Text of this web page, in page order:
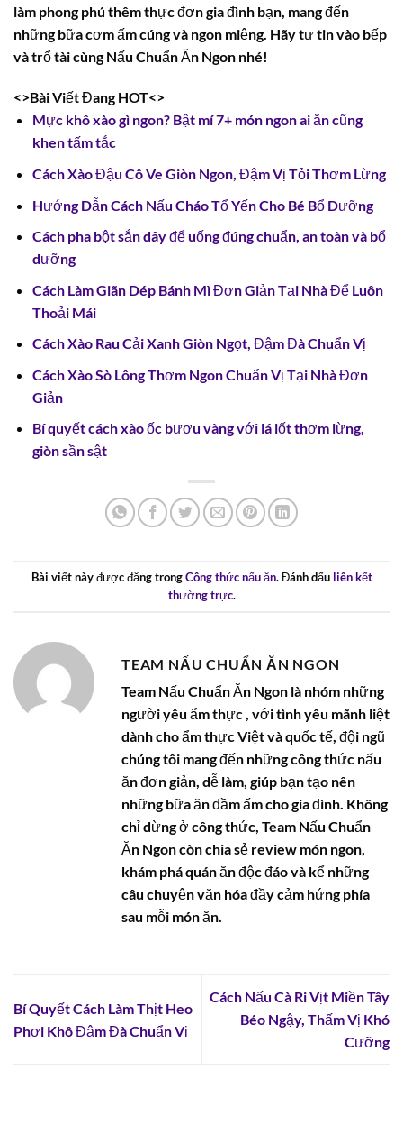
làm phong phú thêm thực đơn gia đình bạn, mang đến
những bữa cơm ấm cúng và ngon miệng. Hãy tự tin vào bếp
và trổ tài cùng Nấu Chuẩn Ăn Ngon nhé!
<>Bài Viết Đang HOT<>
Mực khô xào gì ngon? Bật mí 7+ món ngon ai ăn cũng
khen tấm tắc
Cách Xào Đậu Cô Ve Giòn Ngon, Đậm Vị Tỏi Thơm Lừng
Hướng Dẫn Cách Nấu Cháo Tổ Yến Cho Bé Bổ Dưỡng
Cách pha bột sắn dây để uống đúng chuẩn, an toàn và bổ
dưỡng
Cách Làm Giãn Dép Bánh Mì Đơn Giản Tại Nhà Để Luôn
Thoải Mái
Cách Xào Rau Cải Xanh Giòn Ngọt, Đậm Đà Chuẩn Vị
Cách Xào Sò Lông Thơm Ngon Chuẩn Vị Tại Nhà Đơn
Giản
Bí quyết cách xào ốc bươu vàng với lá lốt thơm lừng,
giòn sần sật
Bài viết này được đăng trongCông thức nấu ăn. Đánh dấu liên kết
thường trực.
TEAM NẤU CHUẨN ĂN NGON
Team Nấu Chuẩn Ăn Ngon là nhóm những
người yêu ẩm thực , với tình yêu mãnh liệt
dành cho ẩm thực Việt và quốc tế, đội ngũ
chúng tôi mang đến những công thức nấu
ăn đơn giản, dễ làm, giúp bạn tạo nên
những bữa ăn đầm ấm cho gia đình. Không
chỉ dừng ở công thức, Team Nấu Chuẩn
Ăn Ngon còn chia sẻ review món ngon,
khám phá quán ăn độc đáo và kể những
câu chuyện văn hóa đầy cảm hứng phía
sau mỗi món ăn.
Bí Quyết Cách Làm Thịt Heo
Phơi Khô Đậm Đà Chuẩn Vị
Cách Nấu Cà Ri Vịt Miền Tây
Béo Ngậy, Thấm Vị Khó
Cưỡng